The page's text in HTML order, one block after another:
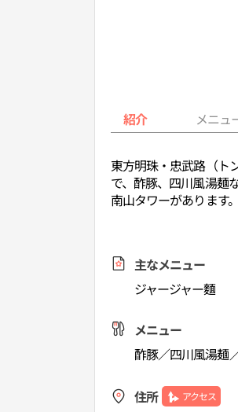
紹介 メニュ
東方明珠・忠武路（ト
で、酢豚、四川風湯麺
南山タワーがあります。
主なメニュー
ジャージャー麵
メニュー
酢豚／四川風湯麺
住所 アクセス